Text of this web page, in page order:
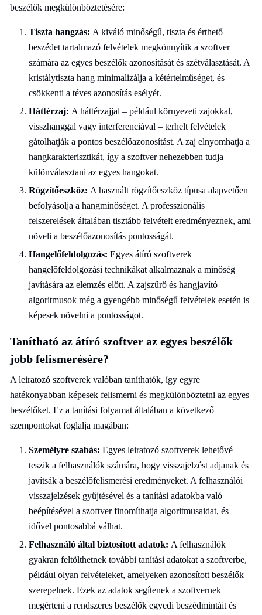
beszélők megkülönböztetésére:
Tiszta hangzás: A kiváló minőségű, tiszta és érthető
beszédet tartalmazó felvételek megkönnyítik a szoftver
számára az egyes beszélők azonosítását és szétválasztását. A
kristálytiszta hang minimalizálja a kétértelműséget, és
csökkenti a téves azonosítás esélyét.
Háttérzaj: A háttérzajjal – például környezeti zajokkal,
visszhanggal vagy interferenciával – terhelt felvételek
gátolhatják a pontos beszélőazonosítást. A zaj elnyomhatja a
hangkarakterisztikát, így a szoftver nehezebben tudja
különválasztani az egyes hangokat.
Rögzítőeszköz: A használt rögzítőeszköz típusa alapvetően
befolyásolja a hangminőséget. A professzionális
felszerelések általában tisztább felvételt eredményeznek, ami
növeli a beszélőazonosítás pontosságát.
Hangelőfeldolgozás: Egyes átíró szoftverek
hangelőfeldolgozási technikákat alkalmaznak a minőség
javítására az elemzés előtt. A zajszűrő és hangjavító
algoritmusok még a gyengébb minőségű felvételek esetén is
képesek növelni a pontosságot.
Tanítható az átíró szoftver az egyes beszélők
jobb felismerésére?
A leiratozó szoftverek valóban taníthatók, így egyre
hatékonyabban képesek felismerni és megkülönböztetni az egyes
beszélőket. Ez a tanítási folyamat általában a következő
szempontokat foglalja magában:
Személyre szabás: Egyes leiratozó szoftverek lehetővé
teszik a felhasználók számára, hogy visszajelzést adjanak és
javítsák a beszélőfelismerési eredményeket. A felhasználói
visszajelzések gyűjtésével és a tanítási adatokba való
beépítésével a szoftver finomíthatja algoritmusaidat, és
idővel pontosabbá válhat.
Felhasználó által biztosított adatok: A felhasználók
gyakran feltölthetnek további tanítási adatokat a szoftverbe,
például olyan felvételeket, amelyeken azonosított beszélők
szerepelnek. Ezek az adatok segítenek a szoftvernek
megérteni a rendszeres beszélők egyedi beszédmintáit és